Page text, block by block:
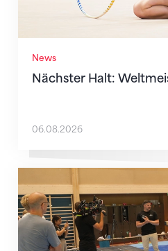
News
Nächster Halt:
06.08.2026
Mit klaren Zielen nach